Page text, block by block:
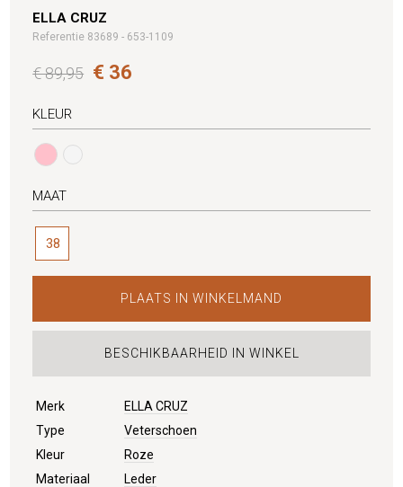
ELLA CRUZ
Referentie 83689 - 653-1109
€ 89,95 € 36
KLEUR
MAAT
38
PLAATS IN WINKELMAND
BESCHIKBAARHEID IN WINKEL
Merk
ELLA CRUZ
Type
Veterschoen
Kleur
Roze
Materiaal
Leder